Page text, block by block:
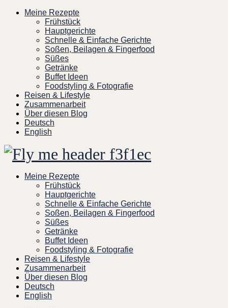
Skip
Meine Rezepte
Frühstück
Hauptgerichte
Schnelle & Einfache Gerichte
Soßen, Beilagen & Fingerfood
Süßes
Getränke
Buffet Ideen
Foodstyling & Fotografie
Reisen & Lifestyle
Zusammenarbeit
Über diesen Blog
Deutsch
English
Meine Rezepte
Frühstück
Hauptgerichte
Schnelle & Einfache Gerichte
Soßen, Beilagen & Fingerfood
Süßes
Getränke
Buffet Ideen
Foodstyling & Fotografie
Reisen & Lifestyle
Zusammenarbeit
Über diesen Blog
Deutsch
English